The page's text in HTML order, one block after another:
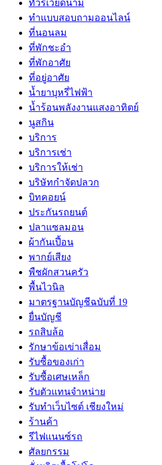
ทัวร์เวียดนาม
ทำแบบสอบถามออนไลน์
ที่นอนลม
ที่พักชะอำ
ที่พักอาศัย
ที่อยู่อาศัย
น้ำยาบุหรี่ไฟฟ้า
น้ำร้อนพลังงานแสงอาทิตย์
นูสกิน
บริการ
บริการเช่า
บริการให้เช่า
บริษัทกำจัดปลวก
บิทคอยน์
ประกันรถยนต์
ปลาแซลมอน
ผ้ากันเปี้อน
พากย์เสียง
พืชผักสวนครัว
พื้นไวนิล
มาตรฐานบัญชีฉบับที่ 19
ยื่นบัญชี
รถสิบล้อ
รักษาข้อเข่าเสื่อม
รับซื้อของเก่า
รับซื้อเศษเหล็ก
รับตัวแทนจำหน่าย
รับทำเว็บไซต์ เชียงใหม่
ร้านค้า
รีไฟแนนซ์รถ
ศัลยกรรม